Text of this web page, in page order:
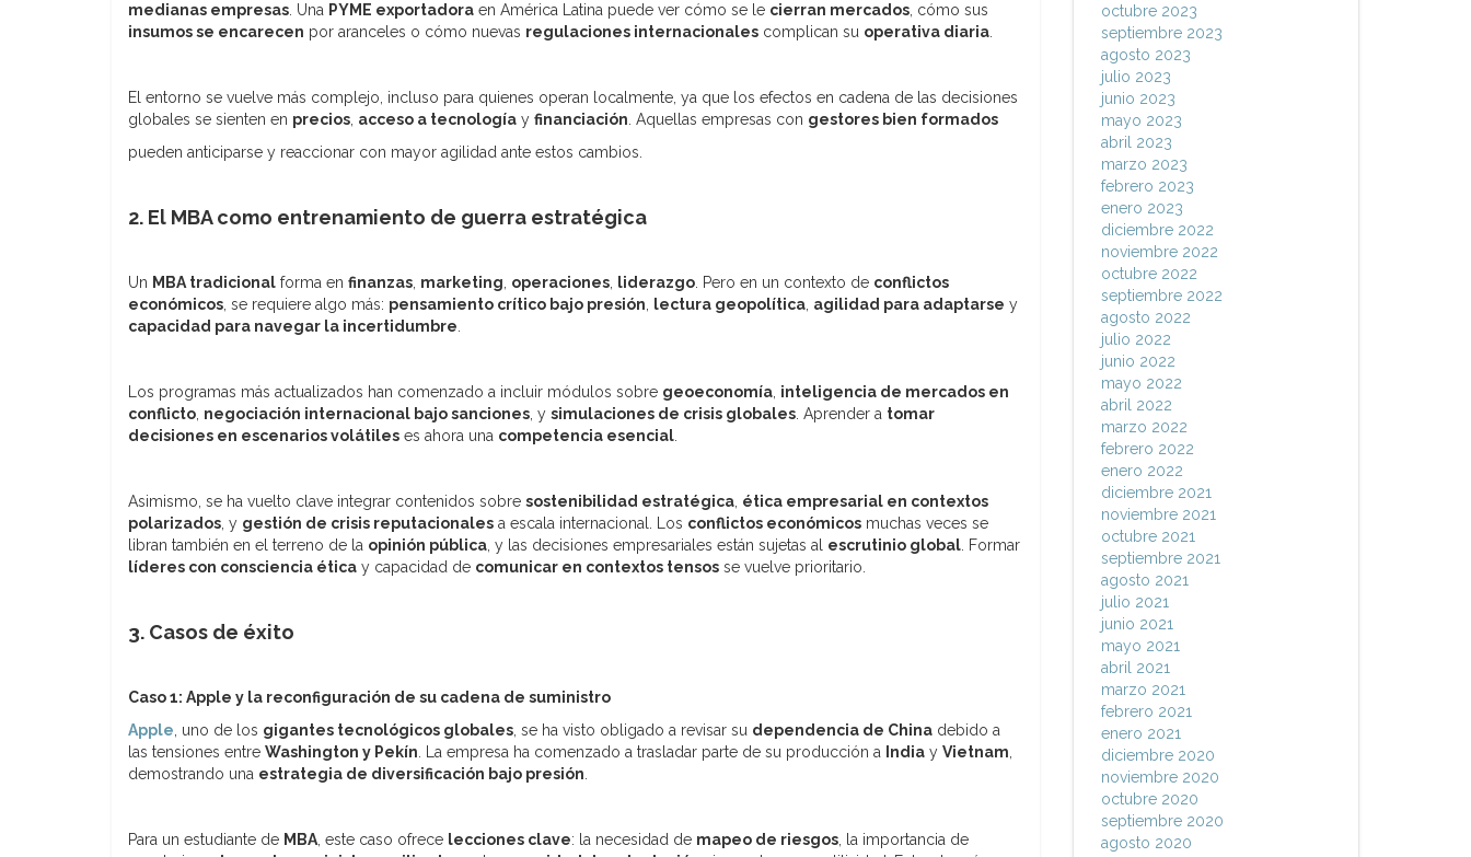
medianas empresas . Una PYME exportadora en América Latina puede ver cómo se le cierran mercados , cómo sus
insumos se encarecen por aranceles o cómo nuevas regulaciones internacionales complican su operativa diaria
El entorno se vuelve más complejo, incluso para quienes operan localmente, ya que los efectos en cadena de las decisiones
globales se sienten en precios acceso a tecnología y financiación . Aquellas empresas con gestores bien formados
pueden anticiparse y reaccionar con mayor agilidad ante estos cambios.
2. El MBA como entrenamiento de guerra estratégica
Un MBA tradicional forma en finanzas marketing operaciones liderazgo . Pero en un contexto de conflictos
económicos , se requiere algo más: pensamiento crítico bajo presión lectura geopolítica agilidad para adaptarse y
capacidad para navegar la incertidumbre
Los programas más actualizados han comenzado a incluir módulos sobre geoeconomía inteligencia de mercados en
conflicto negociación internacional bajo sanciones , y simulaciones de crisis globales . Aprender a tomar
decisiones en escenarios volátiles es ahora una competencia esencial
Asimismo, se ha vuelto clave integrar contenidos sobre sostenibilidad estratégica ética empresarial en contextos
polarizados , y gestión de crisis reputacionales a escala internacional. Los conflictos económicos muchas veces se
libran también en el terreno de la opinión pública , y las decisiones empresariales están sujetas al escrutinio global . Formar
líderes con consciencia ética y capacidad de comunicar en contextos tensos se vuelve prioritario.
3. Casos de éxito
Caso 1: Apple y la reconfiguración de su cadena de suministro
Apple , uno de los gigantes tecnológicos globales , se ha visto obligado a revisar su dependencia de China debido a
las tensiones entre Washington y Pekín . La empresa ha comenzado a trasladar parte de su producción a India y Vietnam
demostrando una estrategia de diversificación bajo presión
Para un estudiante de MBA , este caso ofrece lecciones clave: la necesidad de mapeo de riesgos , la importancia de
octubre 2023
septiembre 2023
agosto 2023
julio 2023
junio 2023
mayo 2023
abril 2023
marzo 2023
febrero 2023
enero 2023
diciembre 2022
noviembre 2022
octubre 2022
septiembre 2022
agosto 2022
julio 2022
junio 2022
mayo 2022
abril 2022
marzo 2022
febrero 2022
enero 2022
diciembre 2021
noviembre 2021
octubre 2021
septiembre 2021
agosto 2021
julio 2021
junio 2021
mayo 2021
abril 2021
marzo 2021
febrero 2021
enero 2021
diciembre 2020
noviembre 2020
octubre 2020
septiembre 2020
agosto 2020